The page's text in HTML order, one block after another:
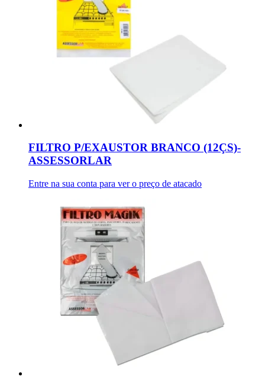
FILTRO P/EXAUSTOR BRANCO (12ÇS)-
ASSESSORLAR
Entre na sua conta para ver o preço de atacado